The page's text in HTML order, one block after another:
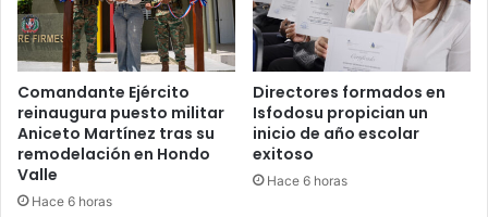
Comandante Ejército
reinaugura puesto militar
Aniceto Martínez tras su
remodelación en Hondo
Valle
Hace 6 horas
Directores formados en
Isfodosu propician un
inicio de año escolar
exitoso
Hace 6 horas